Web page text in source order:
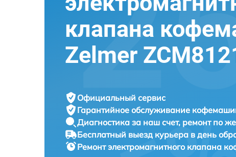
клапана
Zelmer
Официальный сервис
Гарантийное обслуживание
Диагностика за наш счет, ремонт по
Бесплатный выезд курьера в день
Ремонт электромагнитного клапана